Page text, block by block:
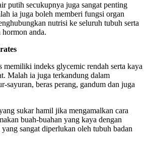
putih secukupnya juga sangat penting
ia juga boleh memberi fungsi organ
nutrisi ke seluruh tubuh serta
hormon anda.
memiliki indeks glycemic rendah serta kaya
Malah ia juga terkandung dalam
sayuran, beras perang, gandum dan juga
sukar hamil jika mengamalkan cara
buah-buahan yang kaya dengan
sangat diperlukan oleh tubuh badan